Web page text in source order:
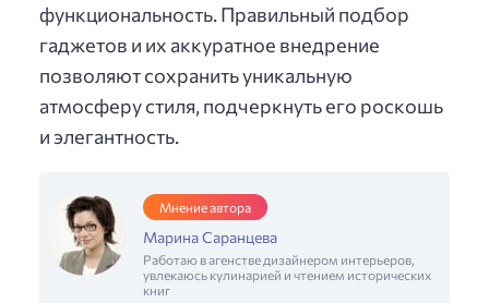
функциональность. Правильный подбор
гаджетов и их аккуратное внедрение
позволяют сохранить уникальную
атмосферу стиля, подчеркнуть его роскошь
и элегантность.
Мнение автора
Марина Саранцева
Работаю в агенстве дизайнером интерьеров,
увлекаюсь кулинарией и чтением исторических
книг